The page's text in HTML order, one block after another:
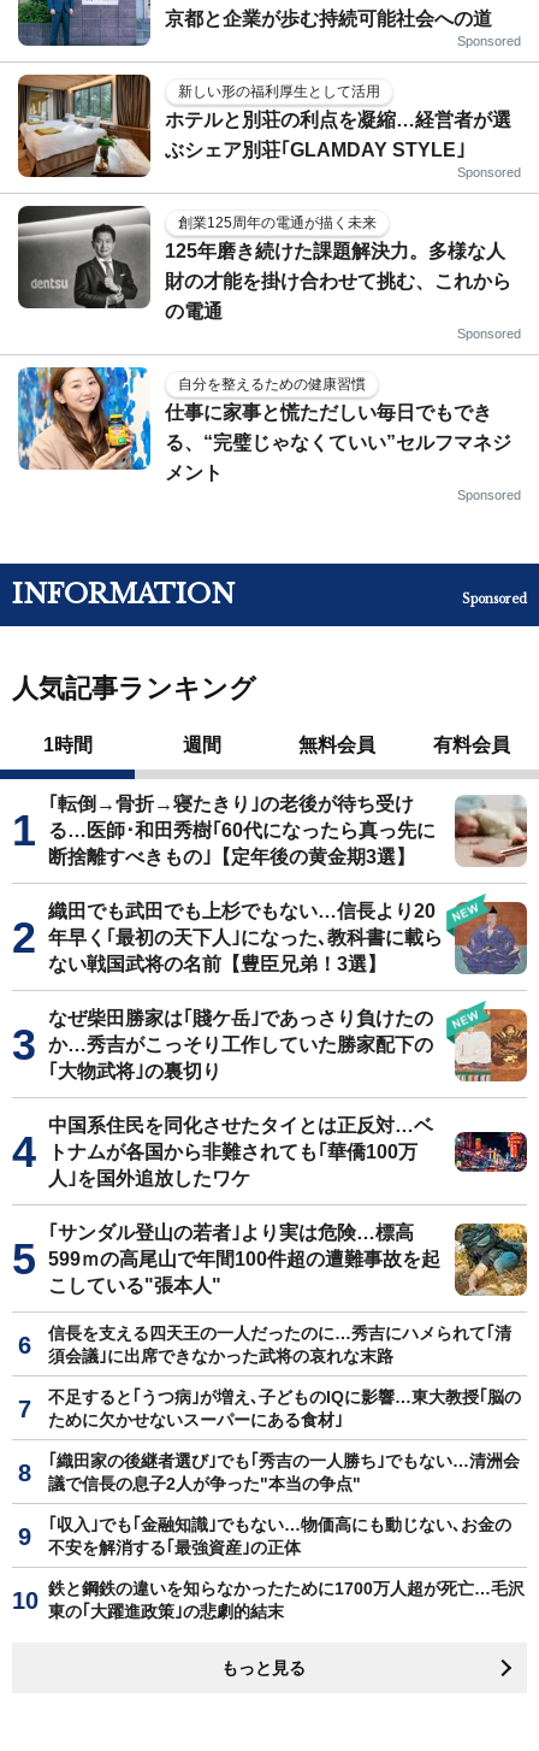
京都と企業が歩む持続可能社会への道
Sponsored
新しい形の福利厚生として活用
ホテルと別荘の利点を凝縮…経営者が選
ぶシェア別荘｢GLAMDAY STYLE｣
Sponsored
創業125周年の電通が描く未来
125年磨き続けた課題解決力。多様な人
財の才能を掛け合わせて挑む、これから
の電通
Sponsored
自分を整えるための健康習慣
仕事に家事と慌ただしい毎日でもでき
る、“完璧じゃなくていい”セルフマネジ
メント
Sponsored
INFORMATION Sponsored
人気記事ランキング
1時間 週間 無料会員 有料会員
｢転倒→骨折→寝たきり｣の老後が待ち受け
る…医師･和田秀樹｢60代になったら真っ先に
断捨離すべきもの｣【定年後の黄金期3選】
織田でも武田でも上杉でもない…信長より20
年早く｢最初の天下人｣になった､教科書に載ら
ない戦国武将の名前【豊臣兄弟！3選】
なぜ柴田勝家は｢賤ケ岳｣であっさり負けたの
か…秀吉がこっそり工作していた勝家配下の
｢大物武将｣の裏切り
中国系住民を同化させたタイとは正反対…ベ
トナムが各国から非難されても｢華僑100万
人｣を国外追放したワケ
｢サンダル登山の若者｣より実は危険…標高
599ｍの高尾山で年間100件超の遭難事故を起
こしている"張本人"
信長を支える四天王の一人だったのに…秀吉にハメられて｢清
須会議｣に出席できなかった武将の哀れな末路
不足すると｢うつ病｣が増え､子どものIQに影響…東大教授｢脳の
ために欠かせないスーパーにある食材｣
｢織田家の後継者選び｣でも｢秀吉の一人勝ち｣でもない…清洲会
議で信長の息子2人が争った"本当の争点"
｢収入｣でも｢金融知識｣でもない…物価高にも動じない､お金の
不安を解消する｢最強資産｣の正体
鉄と鋼鉄の違いを知らなかったために1700万人超が死亡…毛沢
東の｢大躍進政策｣の悲劇的結末
もっと見る